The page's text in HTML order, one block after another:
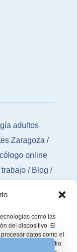
como las
del dispositivo. El
datos como el
únicas en este sitio.
adultos
Zaragoza /
online
trabajo/ Blog/